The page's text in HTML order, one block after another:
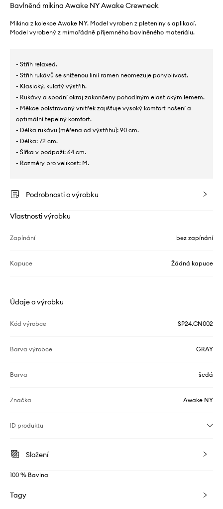
Bavlněná mikina Awake NY Awake Crewneck
Mikina z kolekce Awake NY. Model vyroben z pleteniny s aplikací.
Model vyrobený z mimořádně příjemného bavlněného materiálu.
- Stříh relaxed.
- Střih rukávů se sníženou linií ramen neomezuje pohyblivost.
- Klasický, kulatý výstřih.
- Rukávy a spodní okraj zakončeny pohodlným elastickým lemem.
- Měkce polstrovaný vnitřek zajišťuje vysoký komfort nošení a
optimální tepelný komfort.
- Délka rukávu (měřena od výstřihu): 90 cm.
- Délka: 72 cm.
- Šířka v podpaží: 64 cm.
- Rozměry pro velikost: M.
Podrobnosti o výrobku
Vlastnosti výrobku
Zapínání bez zapínání
Kapuce Žádná kapuce
Údaje o výrobku
Kód výrobce SP24.CN002
Barva výrobce GRAY
Barva šedá
Značka Awake NY
ID produktu
Složení
100 % Bavlna
Tagy